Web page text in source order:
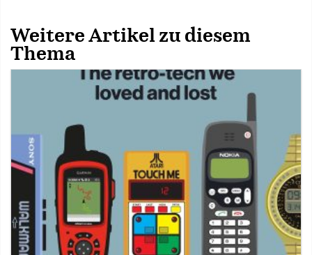
Weitere Artikel zu diesem
Thema